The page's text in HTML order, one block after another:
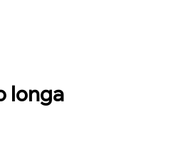
longa